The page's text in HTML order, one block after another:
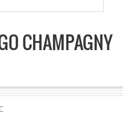
CHAMPAGNY